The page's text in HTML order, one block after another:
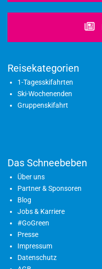
Reisekategorien
1-Tagesskifahrten
Ski-Wochenenden
Gruppenskifahrt
Das Schneebeben
Über uns
Partner & Sponsoren
Blog
Jobs & Karriere
#GoGreen
Presse
Impressum
Datenschutz